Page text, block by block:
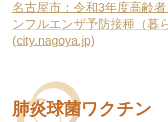
名古屋市：令和3年度高齢
ンフルエンザ予防接種（暮
(city.nagoya.jp)
肺炎球菌ワクチン